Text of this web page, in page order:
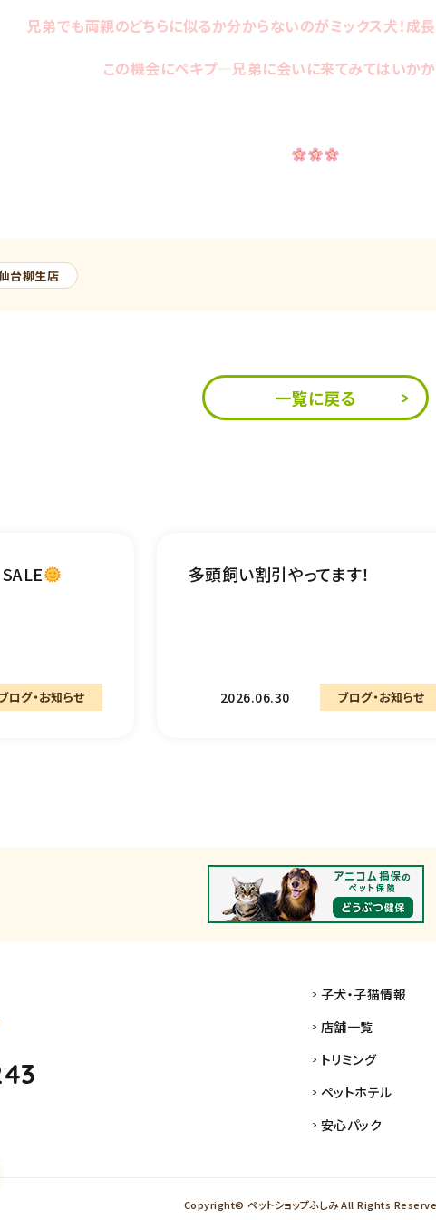
兄弟でも両親のどちらに似るか分からないのがミックス犬！成
この機会にペキプ―兄弟に会いに来てみてはいかか
台柳生店
一覧に戻る
ログ・お知らせ
多頭飼い割引やってます！
2026.06.30 ブログ・お知らせ
子犬・子猫情報
店舗一覧
トリミング
ペットホテル
安心パック
Copyright© ペットショップふしみ All Rights